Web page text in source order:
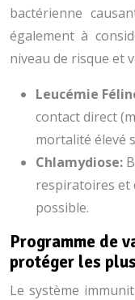
bactérienne
également à
niveau de risque et
Leucémie
contact direct
mortalité élevé
Chlamydiose:
respiratoires et
possible.
Programme de
protéger les
Le système